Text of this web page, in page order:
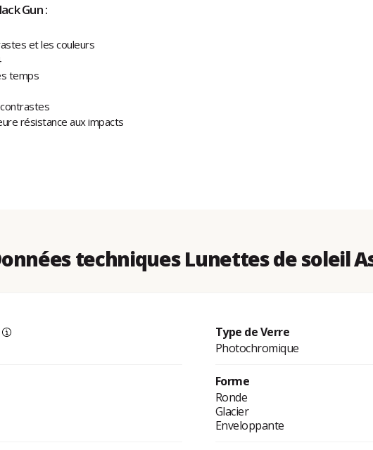
Gun :
et les couleurs
temps
résistance aux impacts
techniques Lunettes de soleil
Type de Verre
Photochromique
Forme
Ronde
Glacier
Enveloppante